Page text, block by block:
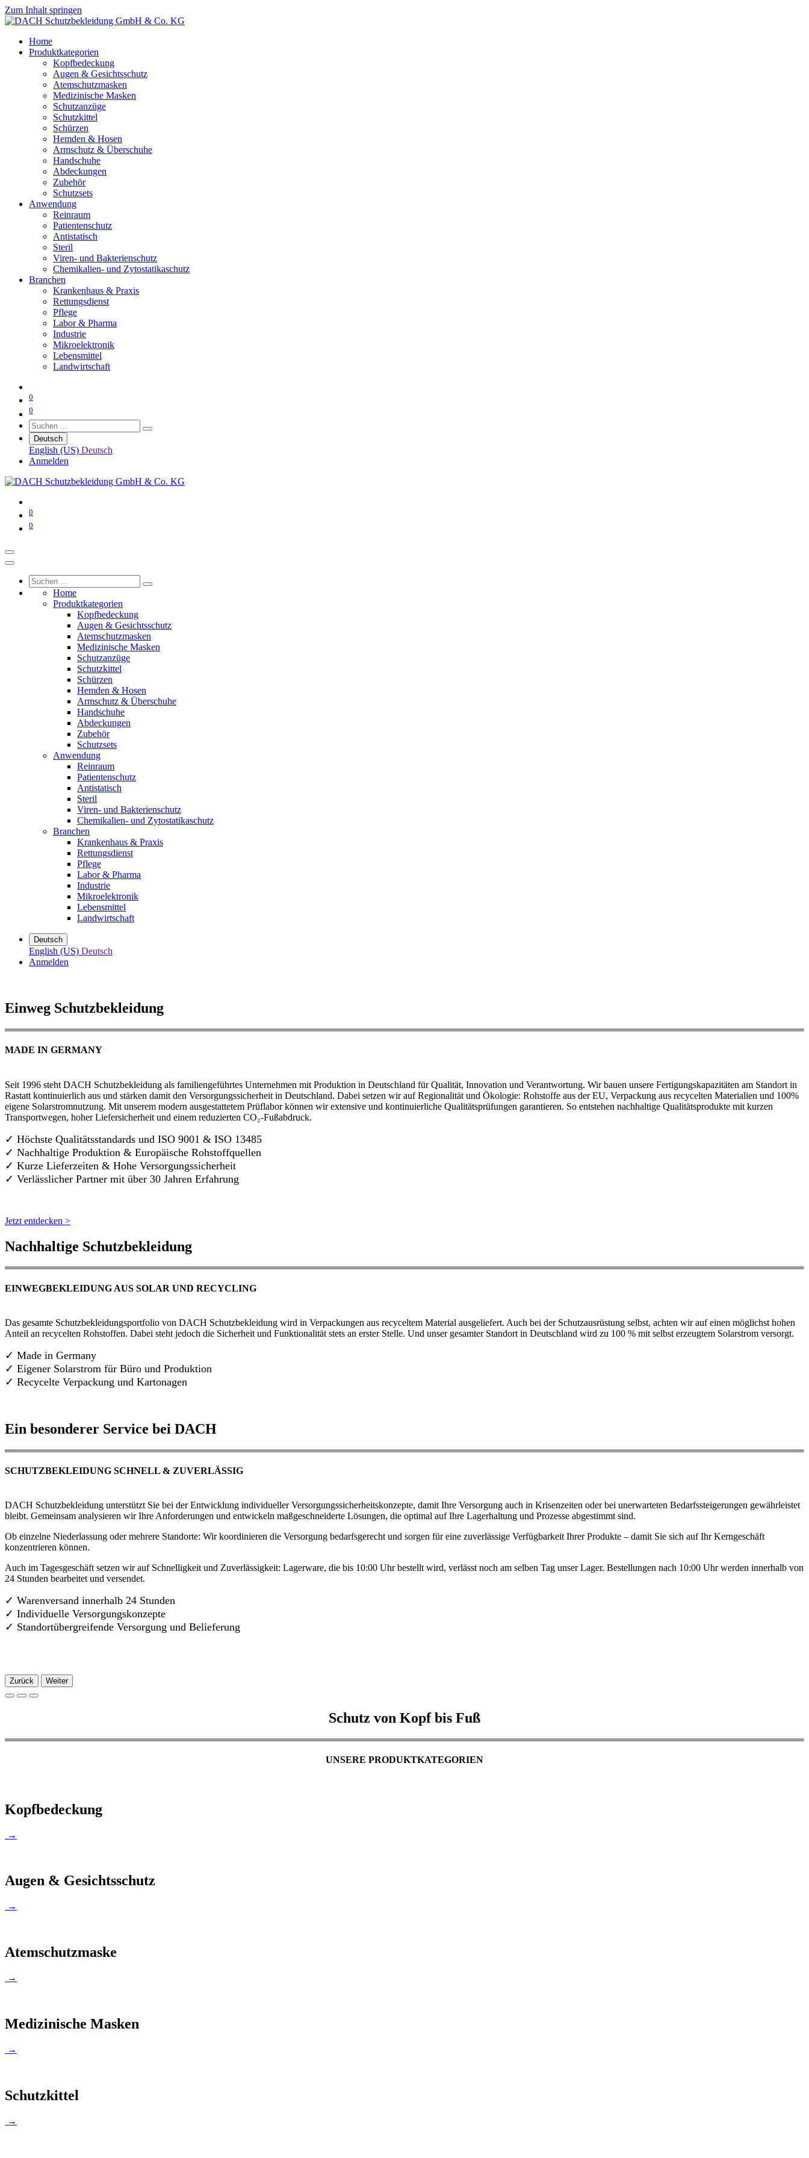
Zum Inhalt springen
Home
Produktkategorien
Kopfbedeckung
Augen & Gesichtsschutz
Atemschutzmasken
Medizinische Masken
Schutzanzüge
Schutzkittel
Schürzen
Hemden & Hosen
Armschutz & Überschuhe
Handschuhe
Abdeckungen
Zubehör
Schutzsets
Anwendung
Reinraum
Patientenschutz
Antistatisch
Steril
Viren- und Bakterienschutz
Chemikalien- und Zytostatikaschutz
Branchen
Krankenhaus & Praxis
Rettungsdienst
Pflege
Labor & Pharma
Industrie
Mikroelektronik
Lebensmittel
Landwirtschaft
0
0
Deutsch
English (US) Deutsch
Anmelden
0
0
Home
Produktkategorien
Kopfbedeckung
Augen & Gesichtsschutz
Atemschutzmasken
Medizinische Masken
Schutzanzüge
Schutzkittel
Schürzen
Hemden & Hosen
Armschutz & Überschuhe
Handschuhe
Abdeckungen
Zubehör
Schutzsets
Anwendung
Reinraum
Patientenschutz
Antistatisch
Steril
Viren- und Bakterienschutz
Chemikalien- und Zytostatikaschutz
Branchen
Krankenhaus & Praxis
Rettungsdienst
Pflege
Labor & Pharma
Industrie
Mikroelektronik
Lebensmittel
Landwirtschaft
Deutsch
English (US) Deutsch
Anmelden
Einweg Schutzbekleidung
MADE IN GERMANY
Seit 1996 steht DACH Schutzbekleidung als familiengeführtes Unternehmen mit Produktion in Deutschland für Qualität, Innovation und Verantwortung. Wir bauen unsere Fertigungskapazitäten am Standort in
Rastatt kontinuierlich aus und stärken damit den Versorgungssicherheit in Deutschland. Dabei setzen wir auf Regionalität und Ökologie: Rohstoffe aus der EU, Verpackung aus recycelten Materialien und 100%
eigene Solarstromnutzung. Mit unserem modern ausgestattetem Prüflabor können wir extensive und kontinuierliche Qualitätsprüfungen garantieren. So entstehen nachhaltige Qualitätsprodukte mit kurzen
Transportwegen, hoher Liefersicherheit und einem reduzierten CO₂-Fußabdruck.
✓ Höchste Qualitätsstandards und ISO 9001 & ISO 13485
✓ Nachhaltige Produktion & Europäische Rohstoffquellen
✓ Kurze Lieferzeiten & Hohe Versorgungssicherheit
✓ Verlässlicher Partner mit über 30 Jahren Erfahrung
Jetzt entdecken >
Nachhaltige Schutzbekleidung
EINWEGBEKLEIDUNG AUS SOLAR UND RECYCLING
Das gesamte Schutzbekleidungsportfolio von DACH Schutzbekleidung wird in Verpackungen aus recyceltem Material ausgeliefert. Auch bei der Schutzausrüstung selbst, achten wir auf einen möglichst hohen
Anteil an recycelten Rohstoffen. Dabei steht jedoch die Sicherheit und Funktionalität stets an erster Stelle. Und unser gesamter Standort in Deutschland wird zu 100 % mit selbst erzeugtem Solarstrom versorgt.
✓ Made in Germany
✓ Eigener Solarstrom für Büro und Produktion
✓ Recycelte Verpackung und Kartonagen
Ein besonderer Service bei DACH
SCHUTZBEKLEIDUNG SCHNELL & ZUVERLÄSSIG
DACH Schutzbekleidung unterstützt Sie bei der Entwicklung individueller Versorgungssicherheitskonzepte, damit Ihre Versorgung auch in Krisenzeiten oder bei unerwarteten Bedarfssteigerungen gewährleistet
bleibt. Gemeinsam analysieren wir Ihre Anforderungen und entwickeln maßgeschneiderte Lösungen, die optimal auf Ihre Lagerhaltung und Prozesse abgestimmt sind.
Ob einzelne Niederlassung oder mehrere Standorte: Wir koordinieren die Versorgung bedarfsgerecht und sorgen für eine zuverlässige Verfügbarkeit Ihrer Produkte – damit Sie sich auf Ihr Kerngeschäft
konzentrieren können.
Auch im Tagesgeschäft setzen wir auf Schnelligkeit und Zuverlässigkeit: Lagerware, die bis 10:00 Uhr bestellt wird, verlässt noch am selben Tag unser Lager. Bestellungen nach 10:00 Uhr werden innerhalb von
24 Stunden bearbeitet und versendet.
✓ Warenversand innerhalb 24 Stunden
✓ Individuelle Versorgungskonzepte
✓ Standortübergreifende Versorgung und Belieferung
Zurück Weiter
Schutz von Kopf bis Fuß
UNSERE PRODUKTKATEGORIEN
Kopfbedeckung
→
Augen & Gesichtsschutz
→
Atemschutzmaske
→
Medizinische Masken
→
Schutzkittel
→